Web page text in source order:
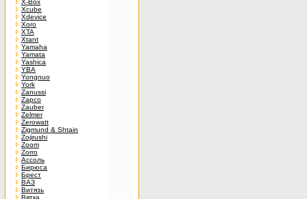
X-Box
Xcube
Xdevice
Xoro
XTA
Xtant
Yamaha
Yamata
Yashica
YBA
Yongnuo
York
Zanussi
Zapco
Zauber
Zelmer
Zerowatt
Zigmund & Shtain
Zojirushi
Zoom
Zorro
Ассоль
Бирюса
Брест
ВАЗ
Витязь
Вятка